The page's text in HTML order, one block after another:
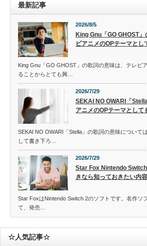
最新記事
2026/8/5
King Gnu「GO GHOST
ビアニメのOPテーマとし
King Gnu「GO GHOST」の歌詞の意味は、テレビ
ることからとても興…
2026/7/29
SEKAI NO OWARI「
アニメのOPテーマとして
SEKAI NO OWARI「Stella」の歌詞の意味について
して書き下ろ…
2026/7/29
Star Fox Nintendo
きなら知っておきたい内容
Star FoxはNintendo Switch 2のソフトです。名作ソ
て、発売…
☆人気記事☆